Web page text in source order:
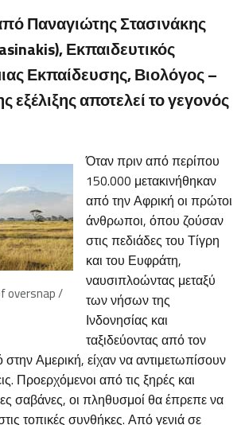
Παναγιώτης Στασινάκης
Εκπαιδευτικός
Εκπαίδευσης, Βιολόγος –
αποτελεί το γεγονός
oversnap /
Όταν πριν από περίπου
150.000 μετακινήθηκαν
από την Αφρική οι πρώτοι
άνθρωποι, όπου ζούσαν
στις πεδιάδες του Τίγρη
και του Ευφράτη,
ναυσιπλοώντας μεταξύ
των νήσων της
Ινδονησίας και
ταξιδεύοντας από τον
Αμερική, είχαν να αντιμετωπίσουν
Προερχόμενοι από τις ξηρές και
σαβάνες, οι πληθυσμοί θα έπρεπε να
τοπικές συνθήκες. Από γενιά σε